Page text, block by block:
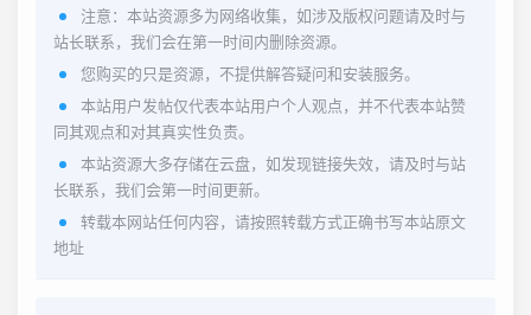
注意：本站资源多为网络收集，如涉及版权问题请及时与
站长联系，我们会在第一时间内删除资源。
您购买的只是资源，不提供解答疑问和安装服务。
本站用户发帖仅代表本站用户个人观点，并不代表本站赞
同其观点和对其真实性负责。
本站资源大多存储在云盘，如发现链接失效，请及时与站
长联系，我们会第一时间更新。
转载本网站任何内容，请按照转载方式正确书写本站原文
地址